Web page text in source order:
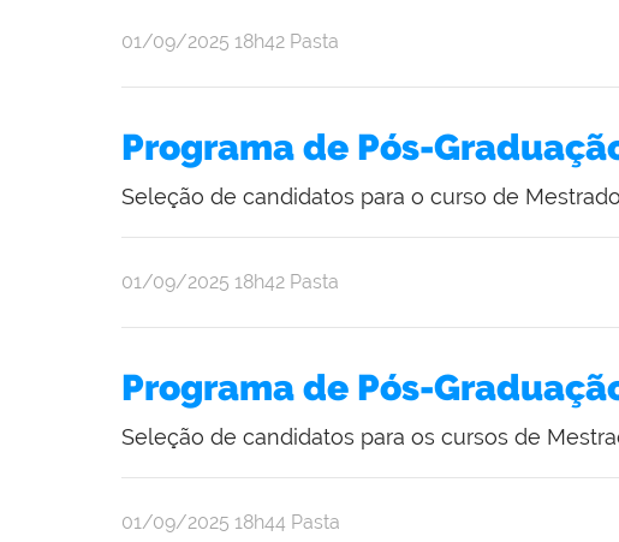
publicado
01/09/2025 18h42 Pasta
Programa de Pós-
Seleção de candidatos para o curso de
publicado
01/09/2025 18h42 Pasta
Programa de Pós-
Seleção de candidatos para os cursos de
publicado
01/09/2025 18h44 Pasta